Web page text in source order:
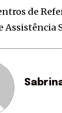
de
Assistência